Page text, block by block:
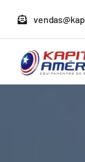
para
conteúdo